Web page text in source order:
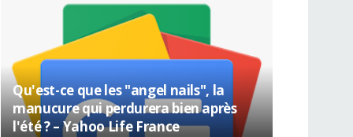
Qu'est-ce que les "angel nails", la
manucure qui perdurera bien après
l'été ? – Yahoo Life France